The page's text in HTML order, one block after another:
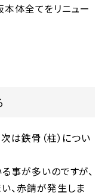
体全てをリニュー
は鉄骨（柱）につい
事が多いのですが、
、赤錆が発生しま